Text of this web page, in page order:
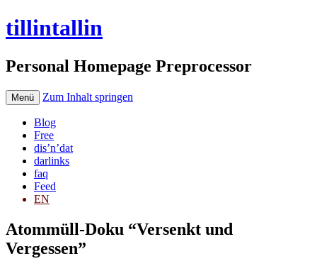
tillintallin
Personal Homepage Preprocessor
Menü Zum Inhalt springen
Blog
Free
dis’n’dat
darlinks
faq
Feed
EN
Atommüll-Doku “Versenkt und
Vergessen”